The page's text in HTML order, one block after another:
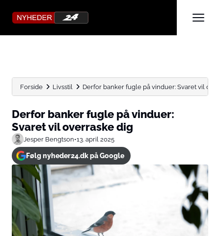
Forside Livsstil Derfor banker fugle på vinduer: Svaret vil
Derfor banker fugle på vinduer:
Svaret vil overraske dig
Jesper Bengtson•13. april 2025
Følg nyheder24.dk på Google